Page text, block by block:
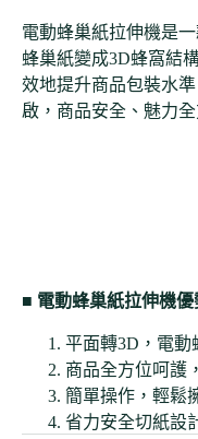
電動蜂巢紙拉伸機是
蜂巢紙變成3D蜂窩結
效地提升商品包裝水
啟，商品安全、魅力全
■ 電動蜂巢紙拉伸機優
平面轉3D，電動
商品全方位呵護
簡單操作，輕鬆
省力安全切紙設